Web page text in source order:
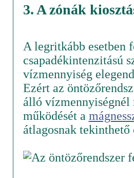
3. A zónák
A legritkább esetben
csapadékintenzitású
vízmennyiség
Ezért az
álló vízmennyiségnél
működését a
átlagosnak